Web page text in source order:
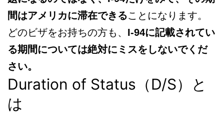
間はアメリカに滞在できることになります。
どのビザをお持ちの方も、 I-94に記載されてい
る期間については絶対にミスをしないでくだ
さい。
Duration of Status（D/S）と
は